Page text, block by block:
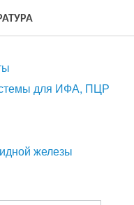
для ИФА, ПЦР
железы